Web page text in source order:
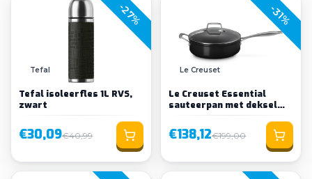
-27%
Tefal
Tefal isoleerfles 1L RVS,
zwart
€30,09€40,99
-31%
Le Creuset
Le Creuset Essential
sauteerpan met deksel
keramisch 26cm
€138,12€199,00